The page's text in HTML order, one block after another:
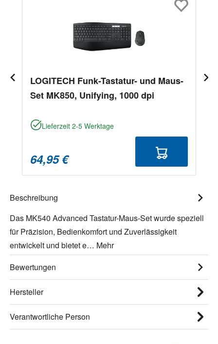
LOGITECH Funk-Tastatur- und Maus-
Set MK850, Unifying, 1000 dpi
Lieferzeit 2-5 Werktage
64,95 €
Beschreibung
Das MK540 Advanced Tastatur-Maus-Set wurde speziell
für Präzision, Bedienkomfort und Zuverlässigkeit
entwickelt und bietet e… Mehr
Bewertungen
Hersteller
Verantwortliche Person